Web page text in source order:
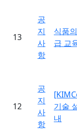
13
공
지
사
항
식품
급 교
12
공
지
사
항
기술
내